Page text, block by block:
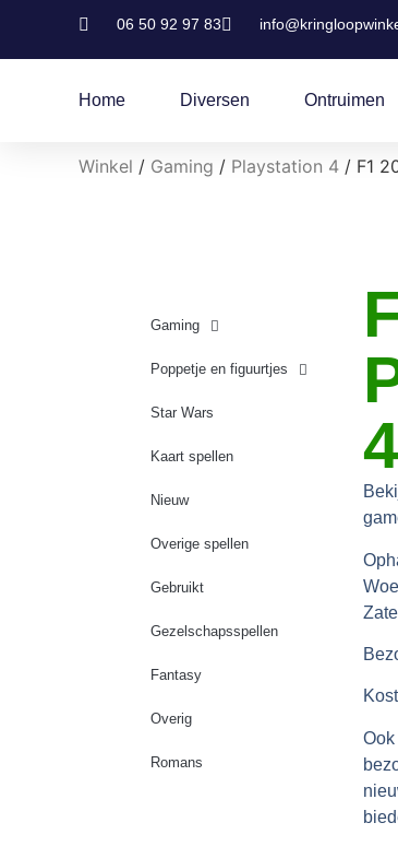
06 50 92 97 83
Home Diversen Ontruimen
Winkel / Gaming / Playstation 4 / F1
Gaming
Poppetje en figuurtjes
Star Wars
Kaart spellen
Nieuw
Overige spellen
Gebruikt
Gezelschapsspellen
Fantasy
Overig
Romans